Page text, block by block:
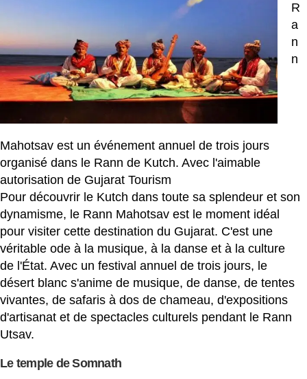
R
a
n
n
Mahotsav est un événement annuel de trois jours
organisé dans le Rann de Kutch. Avec l'aimable
autorisation de Gujarat Tourism
Pour découvrir le Kutch dans toute sa splendeur et son
dynamisme, le Rann Mahotsav est le moment idéal
pour visiter cette destination du Gujarat. C'est une
véritable ode à la musique, à la danse et à la culture
de l'État. Avec un festival annuel de trois jours, le
désert blanc s'anime de musique, de danse, de tentes
vivantes, de safaris à dos de chameau, d'expositions
d'artisanat et de spectacles culturels pendant le Rann
Utsav.
Le temple de Somnath